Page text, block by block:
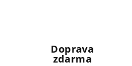
Doprava
zdarma